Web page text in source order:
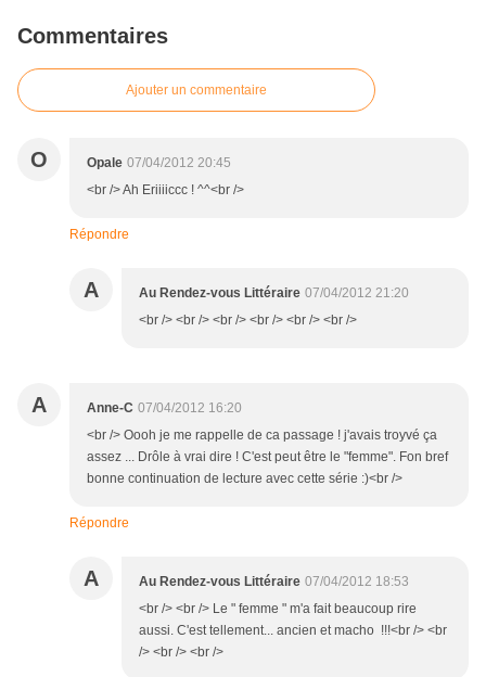
Commentaires
Ajouter un commentaire
O Opale 07/04/2012 20:45
<br /> Ah Eriiiiccc ! ^^<br />
Répondre
A Au Rendez-vous Littéraire 07/04/2012 21:20
<br /> <br /> <br /> <br /> <br /> <br />
A Anne-C 07/04/2012 16:20
<br /> Oooh je me rappelle de ca passage ! j'avais troyvé ça
assez ... Drôle à vrai dire ! C'est peut être le "femme". Fon bref
bonne continuation de lecture avec cette série :)<br />
Répondre
A Au Rendez-vous Littéraire 07/04/2012 18:53
<br /> <br /> Le " femme " m'a fait beaucoup rire
aussi. C'est tellement... ancien et macho !!!<br /> <br
/> <br /> <br />